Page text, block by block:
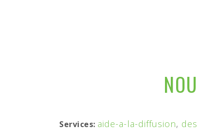
Services: aide-a-la-diffusion,